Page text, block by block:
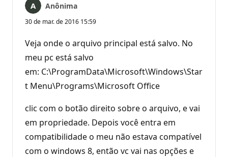
Anônima
30 de mar. de 2016 15:59
Veja onde o arquivo principal está salvo. No
meu pc está salvo
em: C:\ProgramData\Microsoft\Windows\Star
t Menu\Programs\Microsoft Office
clic com o botão direito sobre o arquivo, e vai
em propriedade. Depois você entra em
compatibilidade o meu não estava compatível
com o windows 8, então vc vai nas opções e